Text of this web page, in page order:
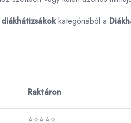
diákhátizsákokkategóriából a
Raktáron
⭐⭐⭐⭐⭐